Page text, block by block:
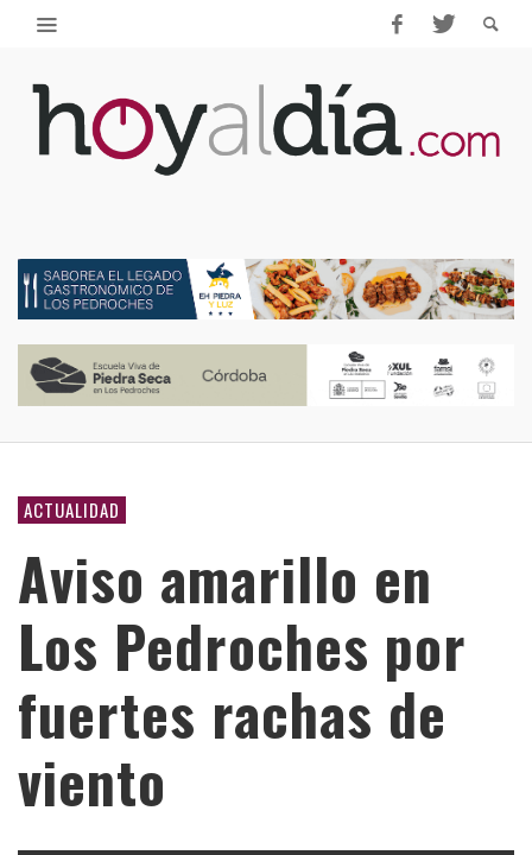
ACTUALIDAD
Aviso amarillo en
Los Pedroches por
fuertes rachas de
viento